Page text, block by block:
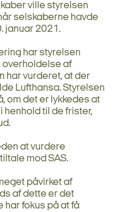
ville styrelsen
selskaberne havde
januar 2021.
har styrelsen
overholdelse af
har vurderet, at der
Lufthansa. Styrelsen
om det er lykkedes at
til de frister,
at vurdere
mod SAS.
påvirket af
af dette er det
har fokus på at få